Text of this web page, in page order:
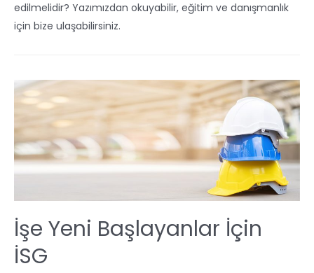
edilmelidir? Yazımızdan okuyabilir, eğitim ve danışmanlık
için bize ulaşabilirsiniz.
İşe Yeni Başlayanlar İçin
İSG